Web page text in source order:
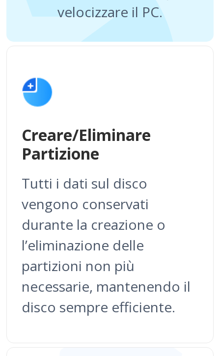
velocizzare il PC.
Creare/Eliminare
Partizione
Tutti i dati sul disco
vengono conservati
durante la creazione o
l’eliminazione delle
partizioni non più
necessarie, mantenendo il
disco sempre efficiente.